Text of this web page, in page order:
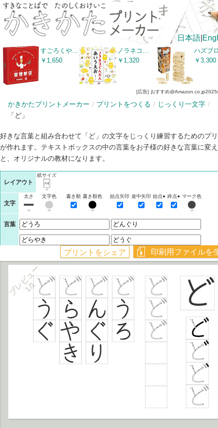
日本語
かきかたプリントメーカー プリントをつくる
じっくり一文字
「ど」
好きな言葉と組み合わせて「ど」の文字をじっくり練習するためのプ
が作れます。テキストボックスの中の言葉をお子様の好きな言葉に変
と、オリジナルの教材になります。
レイアウト
紙サイズ
文字
太さ 文字色 書き順 書き順色 始点矢印 途中矢印 始点● 終点● マーク色
言葉
プレビュー
1/1
すごろくや 音速飯店 日本語版 正規品 (2人 から 6 人 6歳 以上 15分) 中華 料理 メニュー スピード 定番 ファミリー パーティー ボードゲーム
￥1,650
ノラネコぐんだん あいうえお (コドモエのえほん)
￥1,320
￥3,300
[広告] おすすめ@Amazon.co.jp